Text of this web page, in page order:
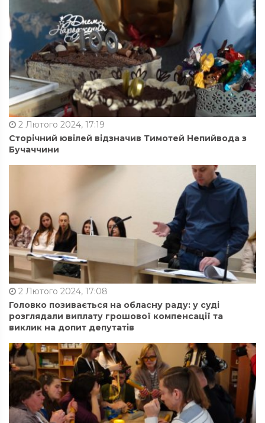
2 Лютого 2024, 17:19
Сторічний ювілей відзначив Тимотей Непийвода з
Бучаччини
2 Лютого 2024, 17:08
Головко позивається на обласну раду: у суді
розглядали виплату грошової компенсації та
виклик на допит депутатів